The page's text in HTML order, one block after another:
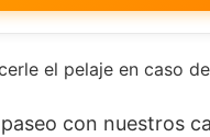
el pelaje en caso
con nuestros